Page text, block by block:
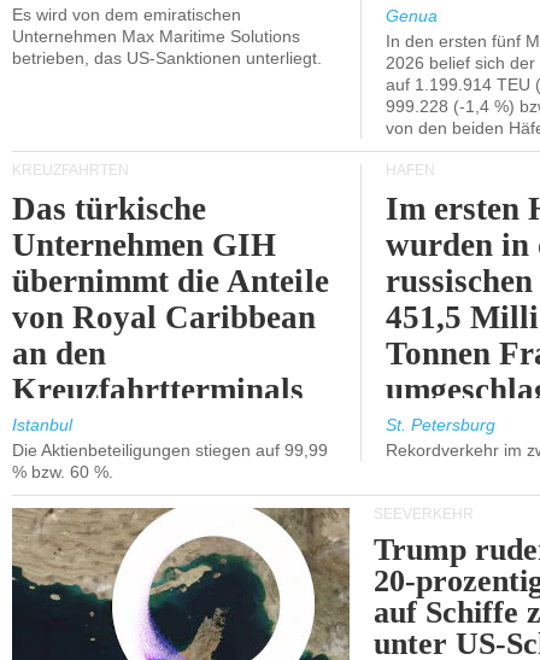
Es wird von dem emiratischen
Unternehmen Max Maritime Solutions
betrieben, das US-Sanktionen unterliegt.
Genua
In den ersten fünf
2026 belief sich
auf 1.199.914 TEU
999.228 (-1,4 %)
von den beiden
KREUZFAHRTEN
Das türkische
Unternehmen GIH
übernimmt die Anteile
von Royal Caribbean
an den
Kreuzfahrtterminals
in Kusadasi und
Lissabon.
Istanbul
Die Aktienbeteiligungen stiegen auf 99,99
% bzw. 60 %.
HÄFEN
Im ersten
wurden in
451,5
Tonnen
%).
St. Petersburg
Rekordverkehr im
SEEVERKEHR
Trump
20-
auf Schiffe
unter US-